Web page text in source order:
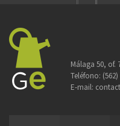
Málaga 50, of.
Teléfono:
E-mail: